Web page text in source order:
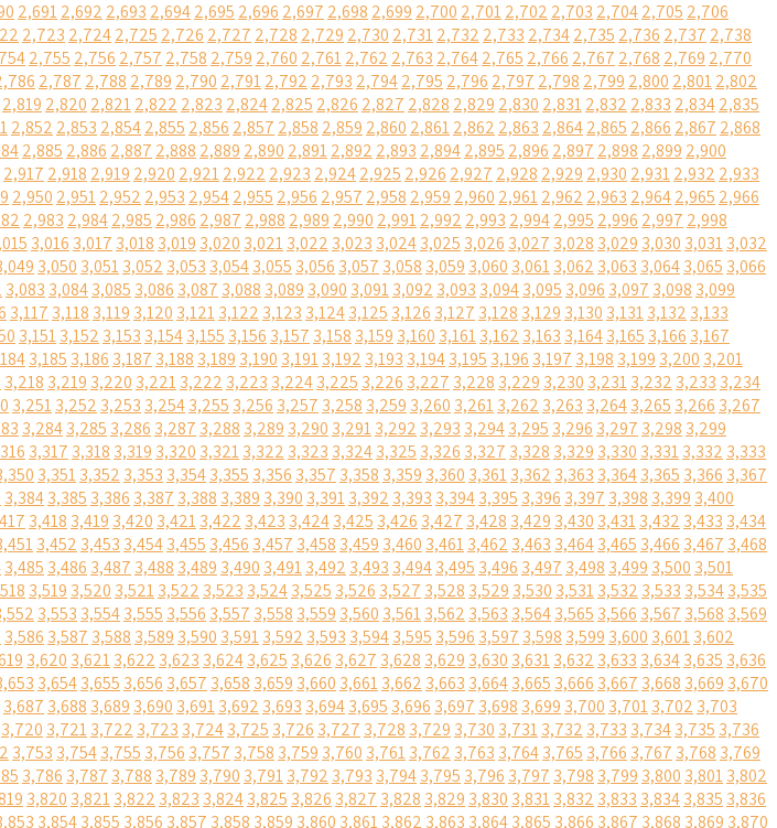
2,6912,692 2,693 2,6942,695 2,696 2,697 2,698 2,699 2,700 2,7012,702 2,703 2,7042,705 2,706
2,723 2,7242,725 2,726 2,727 2,728 2,729 2,730 2,7312,732 2,733 2,7342,735 2,736 2,737 2,738
2,755 2,756 2,757 2,758 2,759 2,760 2,7612,762 2,763 2,7642,765 2,766 2,767 2,768 2,769 2,770
2,787 2,788 2,789 2,790 2,7912,792 2,793 2,7942,795 2,796 2,797 2,798 2,799 2,800 2,8012,802
2,819 2,820 2,8212,822 2,823 2,8242,825 2,826 2,827 2,828 2,829 2,830 2,8312,832 2,833 2,8342,835
2,852 2,853 2,8542,855 2,856 2,857 2,858 2,859 2,860 2,8612,862 2,863 2,8642,865 2,866 2,867 2,868
2,885 2,886 2,887 2,888 2,889 2,890 2,8912,892 2,893 2,8942,895 2,896 2,897 2,898 2,899 2,900
2,917 2,918 2,919 2,920 2,9212,922 2,923 2,9242,925 2,926 2,927 2,928 2,929 2,930 2,9312,932 2,933
2,950 2,9512,952 2,953 2,9542,955 2,956 2,957 2,958 2,959 2,960 2,9612,962 2,963 2,9642,965 2,966
2,983 2,9842,985 2,986 2,987 2,988 2,989 2,990 2,9912,992 2,993 2,9942,995 2,996 2,997 2,998
3,016 3,017 3,018 3,019 3,020 3,0213,022 3,023 3,0243,025 3,026 3,027 3,028 3,029 3,030 3,0313,032
3,050 3,0513,052 3,053 3,0543,055 3,056 3,057 3,058 3,059 3,060 3,0613,062 3,063 3,0643,065 3,066
3,083 3,0843,085 3,086 3,087 3,088 3,089 3,090 3,0913,092 3,093 3,0943,095 3,096 3,097 3,098 3,099
3,117 3,118 3,119 3,120 3,1213,122 3,123 3,1243,125 3,126 3,127 3,128 3,129 3,130 3,1313,132 3,133
3,1513,152 3,153 3,1543,155 3,156 3,157 3,158 3,159 3,160 3,1613,162 3,163 3,1643,165 3,166 3,167
3,185 3,186 3,187 3,188 3,189 3,190 3,1913,192 3,193 3,1943,195 3,196 3,197 3,198 3,199 3,200 3,201
3,218 3,219 3,220 3,2213,222 3,223 3,2243,225 3,226 3,227 3,228 3,229 3,230 3,2313,232 3,233 3,234
3,2513,252 3,253 3,2543,255 3,256 3,257 3,258 3,259 3,260 3,2613,262 3,263 3,2643,265 3,266 3,267
3,2843,285 3,286 3,287 3,288 3,289 3,290 3,2913,292 3,293 3,2943,295 3,296 3,297 3,298 3,299
3,317 3,318 3,319 3,320 3,3213,322 3,323 3,3243,325 3,326 3,327 3,328 3,329 3,330 3,3313,332 3,333
3,3513,352 3,353 3,3543,355 3,356 3,357 3,358 3,359 3,360 3,3613,362 3,363 3,3643,365 3,366 3,367
3,3843,385 3,386 3,387 3,388 3,389 3,390 3,3913,392 3,393 3,3943,395 3,396 3,397 3,398 3,399 3,400
3,418 3,419 3,420 3,4213,422 3,423 3,4243,425 3,426 3,427 3,428 3,429 3,430 3,4313,432 3,433 3,434
3,452 3,453 3,4543,455 3,456 3,457 3,458 3,459 3,460 3,4613,462 3,463 3,4643,465 3,466 3,467 3,468
3,485 3,486 3,487 3,488 3,489 3,490 3,4913,492 3,493 3,4943,495 3,496 3,497 3,498 3,499 3,500 3,501
3,519 3,520 3,5213,522 3,523 3,5243,525 3,526 3,527 3,528 3,529 3,530 3,5313,532 3,533 3,5343,535
3,553 3,5543,555 3,556 3,557 3,558 3,559 3,560 3,5613,562 3,563 3,5643,565 3,566 3,567 3,568 3,569
3,586 3,587 3,588 3,589 3,590 3,5913,592 3,593 3,5943,595 3,596 3,597 3,598 3,599 3,600 3,6013,602
3,620 3,6213,622 3,623 3,6243,625 3,626 3,627 3,628 3,629 3,630 3,6313,632 3,633 3,6343,635 3,636
3,6543,655 3,656 3,657 3,658 3,659 3,660 3,6613,662 3,663 3,6643,665 3,666 3,667 3,668 3,669 3,670
3,687 3,688 3,689 3,690 3,6913,692 3,693 3,6943,695 3,696 3,697 3,698 3,699 3,700 3,7013,702 3,703
3,720 3,7213,722 3,723 3,7243,725 3,726 3,727 3,728 3,729 3,730 3,7313,732 3,733 3,7343,735 3,736
3,753 3,7543,755 3,756 3,757 3,758 3,759 3,760 3,7613,762 3,763 3,7643,765 3,766 3,767 3,768 3,769
3,786 3,787 3,788 3,789 3,790 3,7913,792 3,793 3,7943,795 3,796 3,797 3,798 3,799 3,800 3,8013,802
3,820 3,8213,822 3,823 3,8243,825 3,826 3,827 3,828 3,829 3,830 3,8313,832 3,833 3,8343,835 3,836
3,8543,855 3,856 3,857 3,858 3,859 3,860 3,8613,862 3,863 3,8643,865 3,866 3,867 3,868 3,869 3,870